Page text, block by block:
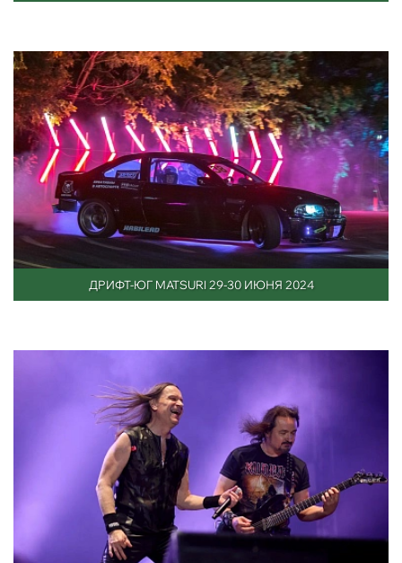
ДРИФТ-ЮГ MATSURI 29-30 ИЮНЯ 2024